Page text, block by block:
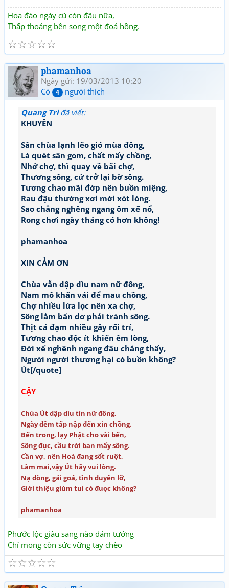
Hoa đào ngày cũ còn đâu nữa,
Thấp thoáng bên song một đoá hồng.
☆
☆
☆
☆
☆
phamanhoa
Ngày gửi: 19/03/2013 10:20
Có
4 người thích
Quang Triđã viết:
KHUYÊN
Sân chùa lạnh lẽo gió mùa đông,
Lá quét sân gom, chất mấy chồng,
Nhớ chợ, thì quay về bãi chợ,
Thương sông, cứ trở lại bờ sông.
Tương chao mãi đớp nên buồn miệng,
Rau đậu thường xơi mới xót lòng.
Sao chẳng nghêng ngang ôm xế nổ,
Rong chơi ngày tháng có hơn không!
phamanhoa
XIN CẢM ƠN
Chùa vẫn dập dìu nam nữ đông,
Nam mô khấn vái để mau chồng,
Chợ nhiều lừa lọc nên xa chợ,
Sông lắm bẩn dơ phải tránh sông.
Thịt cá đạm nhiều gây rối trí,
Tương chao độc ít khiến êm lòng,
Đời xế nghênh ngang đâu chẳng thấy,
Người người thương hại có buồn không?
Út[/quote]
CẬY
Chùa Út dập dìu tín nữ đông,
Ngày đêm tấp nập đến xin chồng.
Bến trong, lạy Phật cho vài bến,
Sông đục, cầu trời ban mấy sông.
Cần vợ, nên Hoà đang sốt ruột,
Làm mai,vậy Út hãy vui lòng.
Nạ dòng, gái goá, tình duyên lỡ,
Giới thiệu giùm tui có đuọc không?
phamanhoa
Phước lộc giàu sang nào dám tưởng
Chỉ mong còn sức vững tay chèo
☆
☆
☆
☆
☆